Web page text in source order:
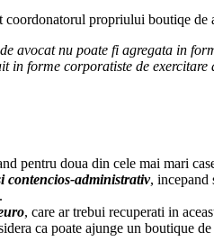
propriului boutiqe de
avocat nu poate fi agregata in
in forme corporatiste de
pentru doua din cele mai mari
contencios-administrativ, incepand
, care ar trebui recuperati in
ca poate ajunge un boutique